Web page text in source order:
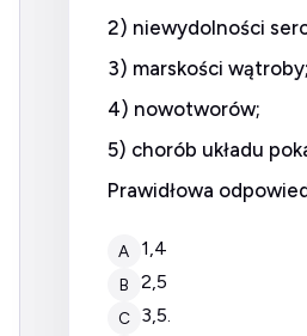
2) niewydolności
3) marskości wątroby;
4) nowotworów;
5) chorób układu
Prawidłowa
A 1,4
B 2,5
C 3,5.